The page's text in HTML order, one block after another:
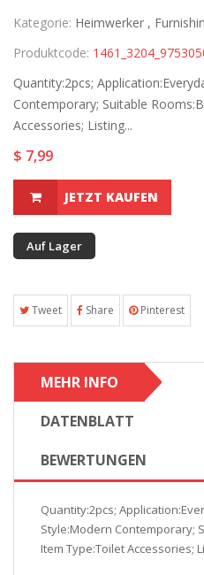
Kategorie: Heimwerker ,
Produktcode:
Quantity:2pcs;
Contemporary; Suitable
Accessories; Listing...
$ 7,99
JETZT KAUFEN
Auf Lager
Tweet Share Pinterest
MEHR INFO
DATENBLATT
BEWERTUNGEN
Quantity:2pcs;
Style:Modern Contemporary;
Item Type:Toilet Accessories;